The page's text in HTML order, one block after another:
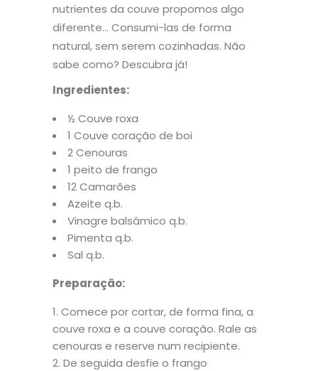
nutrientes da couve propomos algo
diferente… Consumi-las de forma
natural, sem serem cozinhadas. Não
sabe como? Descubra já!
Ingredientes:
½ Couve roxa
1 Couve coração de boi
2 Cenouras
1 peito de frango
12 Camarões
Azeite q.b.
Vinagre balsâmico q.b.
Pimenta q.b.
Sal q.b.
Preparação:
Comece por cortar, de forma fina, a
couve roxa e a couve coração. Rale as
cenouras e reserve num recipiente.
De seguida desfie o frango